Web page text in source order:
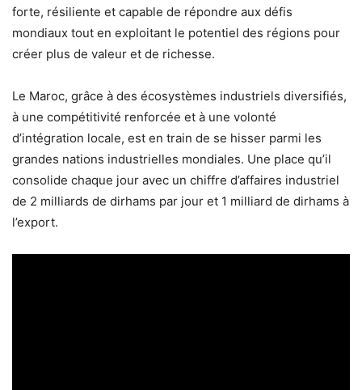
forte, résiliente et capable de répondre aux défis
mondiaux tout en exploitant le potentiel des régions pour
créer plus de valeur et de richesse.
Le Maroc, grâce à des écosystèmes industriels diversifiés,
à une compétitivité renforcée et à une volonté
d’intégration locale, est en train de se hisser parmi les
grandes nations industrielles mondiales. Une place qu’il
consolide chaque jour avec un chiffre d’affaires industriel
de 2 milliards de dirhams par jour et 1 milliard de dirhams à
l’export.